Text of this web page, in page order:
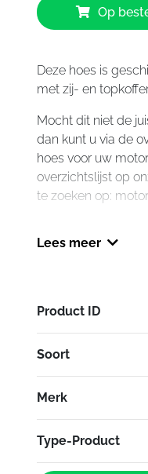
Op
Deze hoes is
met zij- en
Mocht dit niet de
dan kunt u via de
hoes voor uw
overzichtslijst op
te zoeken op:
hoge kwaliteit
vandalen en dieven.
Gebruikte
tegen weer en
waterafstotend en
motorfiets aantast
Lees meer
Product ID
Soort
Merk
Type-Product